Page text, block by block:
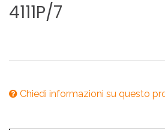
4111P/7
Chiedi informazioni su questo